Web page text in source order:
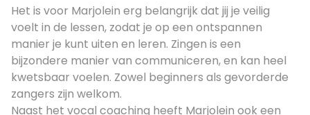
Het is voor Marjolein erg belangrijk dat jij je veilig
voelt in de lessen, zodat je op een ontspannen
manier je kunt uiten en leren. Zingen is een
bijzondere manier van communiceren, en kan heel
kwetsbaar voelen. Zowel beginners als gevorderde
zangers zijn welkom.
Naast het vocal coaching heeft Marjolein ook een